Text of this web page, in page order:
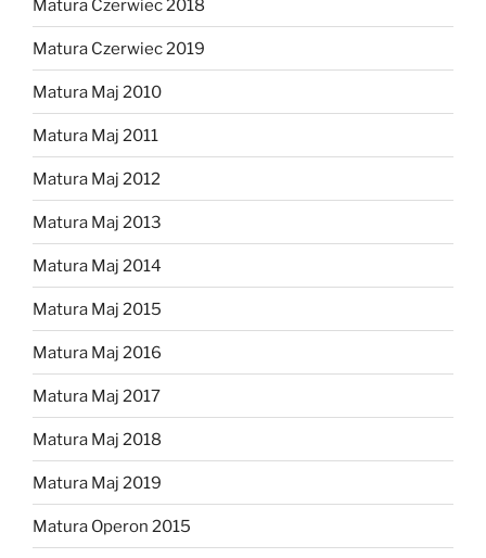
Matura Czerwiec 2018
Matura Czerwiec 2019
Matura Maj 2010
Matura Maj 2011
Matura Maj 2012
Matura Maj 2013
Matura Maj 2014
Matura Maj 2015
Matura Maj 2016
Matura Maj 2017
Matura Maj 2018
Matura Maj 2019
Matura Operon 2015